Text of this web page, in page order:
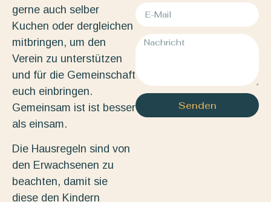
gerne auch selber
Kuchen oder dergleichen
mitbringen, um den
Verein zu unterstützen
und für die Gemeinschaft
euch einbringen.
Gemeinsam ist ist besser
als einsam.
Die Hausregeln sind von
den Erwachsenen zu
beachten, damit sie
diese den Kindern
Senden